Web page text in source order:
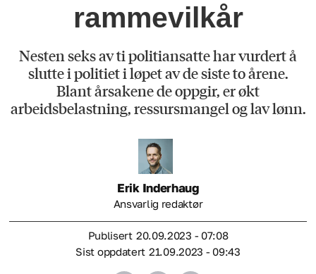
rammevilkår
Nesten seks av ti politiansatte har vurdert å
slutte i politiet i løpet av de siste to årene.
Blant årsakene de oppgir, er økt
arbeidsbelastning, ressursmangel og lav lønn.
Erik Inderhaug
Ansvarlig redaktør
Publisert
20.09.2023 - 07:08
Sist oppdatert
21.09.2023 - 09:43